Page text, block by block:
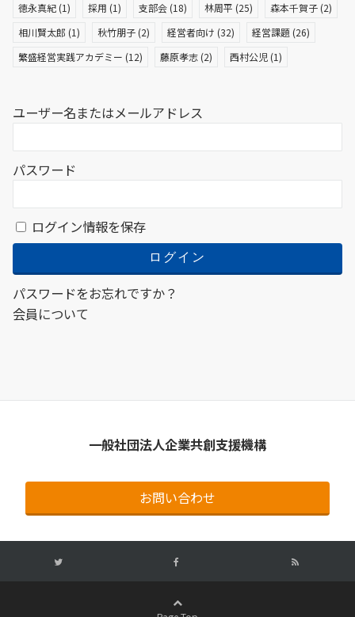
徳永真紀 (1) 採用 (1) 支部会 (18) 林周平 (25) 森本千賀子 (2)
相川賢太郎 (1) 秋竹朋子 (2) 経営者向け (32) 経営課題 (26)
繁盛経営実践アカデミー (12) 藤原孝志 (2) 西村公児 (1)
ユーザー名またはメールアドレス
パスワード
ログイン情報を保存
パスワードをお忘れですか？
会員について
一般社団法人企業共創支援機構
お問い合わせ